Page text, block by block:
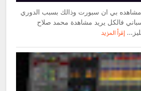
مشاهده بي ان سبورت وذالك بسبب الدوري
فالكل يريد مشاهدة محمد صلاح
إقرأ المزيد